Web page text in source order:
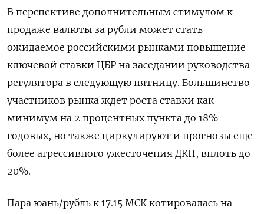
В перспективе дополнительным стимулом к
продаже валюты за рубли может стать
ожидаемое российскими рынками повышение
ключевой ставки ЦБР на заседании руководства
регулятора в следующую пятницу. Большинство
участников рынка ждет роста ставки как
минимум на 2 процентных пункта до 18%
годовых, но также циркулируют и прогнозы еще
более агрессивного ужесточения ДКП, вплоть до
20%.
Пара юань/рубль к 17.15 МСК котировалась на